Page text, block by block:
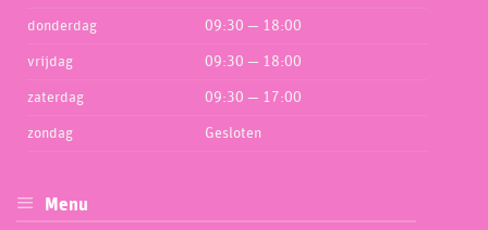
donderdag 09:30 — 18:00
vrijdag 09:30 — 18:00
zaterdag 09:30 — 17:00
zondag Gesloten
Menu